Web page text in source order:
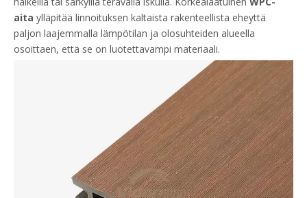
aita ylläpitää linnoituksen kaltaista rakenteellista eheyttä
paljon laajemmalla lämpötilan ja olosuhteiden alueella
osoittaen, että se on luotettavampi materiaali.